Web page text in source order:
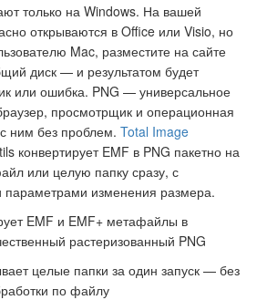
только на Windows. На вашей
открываются в Office или Visio, но
Mac, разместите на сайте
диск — и результатом будет
или ошибка. PNG — универсальное
просмотрщик и операционная
ним без проблем. Total Image
конвертирует EMF в PNG пакетно на
или целую папку сразу, с
параметрами изменения размера.
EMF и EMF+ метафайлы в
растеризованный PNG
целые папки за один запуск — без
по файлу